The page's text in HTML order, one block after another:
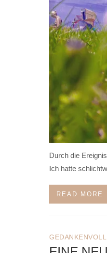
Durch die
Ich hatte
READ MORE